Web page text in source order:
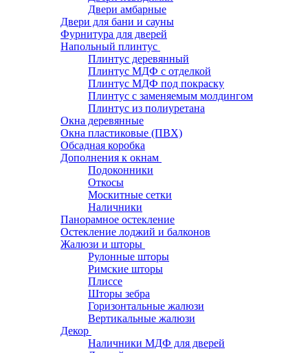
Двери амбарные
Двери для бани и сауны
Фурнитура для дверей
Напольный плинтус
Плинтус деревянный
Плинтус МДФ с отделкой
Плинтус МДФ под покраску
Плинтус с заменяемым молдингом
Плинтус из полиуретана
Окна деревянные
Окна пластиковые (ПВХ)
Обсадная коробка
Дополнения к окнам
Подоконники
Откосы
Москитные сетки
Наличники
Панорамное остекление
Остекление лоджий и балконов
Жалюзи и шторы
Рулонные шторы
Римские шторы
Плиссе
Шторы зебра
Горизонтальные жалюзи
Вертикальные жалюзи
Декор
Наличники МДФ для дверей